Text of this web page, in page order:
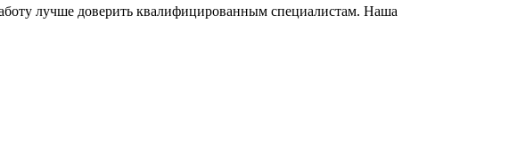
лучше доверить квалифицированным специалистам. Наша